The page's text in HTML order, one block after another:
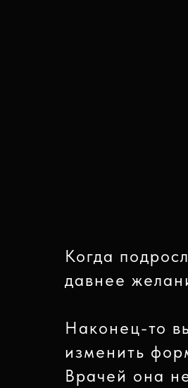
Когда
давнее
Наконец-то
изменить
Врачей она